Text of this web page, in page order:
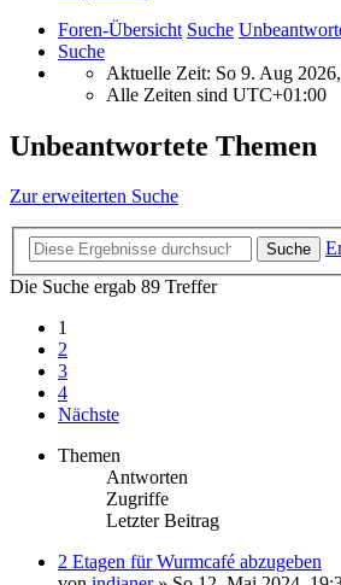
Foren-Übersicht Suche
Suche
Aktuelle Zeit: So 9. Aug
Alle Zeiten sind UTC+01:00
Unbeantwortete Themen
Zur erweiterten Suche
Suche
Die Suche ergab 89 Treffer
1
2
3
4
Nächste
Themen
Antworten
Zugriffe
Letzter Beitrag
2 Etagen für Wurmcafé abzugeben